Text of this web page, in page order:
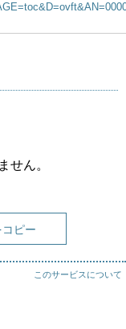
せん。
ピー
このサービスについて